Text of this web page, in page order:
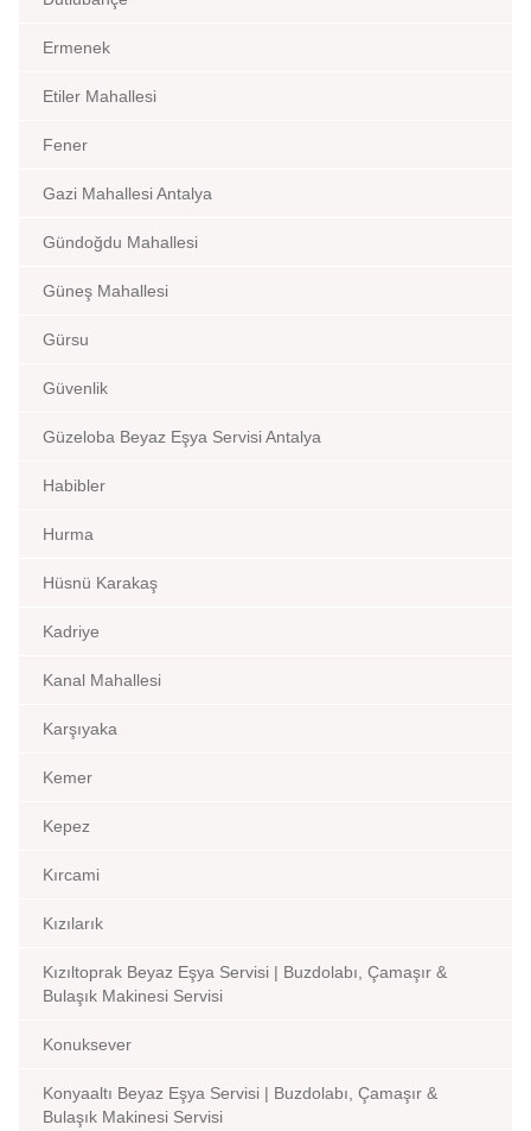
Ermenek
Etiler Mahallesi
Fener
Gazi Mahallesi Antalya
Gündoğdu Mahallesi
Güneş Mahallesi
Gürsu
Güvenlik
Güzeloba Beyaz Eşya Servisi Antalya
Habibler
Hurma
Hüsnü Karakaş
Kadriye
Kanal Mahallesi
Karşıyaka
Kemer
Kepez
Kırcami
Kızılarık
Kızıltoprak Beyaz Eşya Servisi | Buzdolabı, Çamaşır &
Bulaşık Makinesi Servisi
Konuksever
Konyaaltı Beyaz Eşya Servisi | Buzdolabı, Çamaşır &
Bulaşık Makinesi Servisi